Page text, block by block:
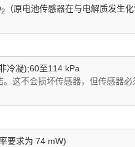
2（原电池传感器在与电解质发生
冷凝);60至114 kPa
这不会损坏传感器，但传感器
要求为 74 mW)